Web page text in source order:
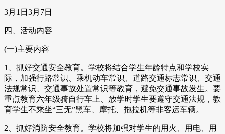
3月1日3月7日
四、活动内容
(一)主要内容
1、抓好交通安全教育。学校将结合学生年龄特点和学校实
际，加强行路常识、乘机动车常识、道路交通标志常识、交通
法规常识、交通事故处置常识等教育，避免交通事故发生。要
重点教育六年级骑自行车上、放学时学生要遵守交通法规，教
育学生不乘坐“三无”黑车、摩托、拖拉机等非客运车辆。
2、抓好消防安全教育。学校将加强对学生的用火、用电、用